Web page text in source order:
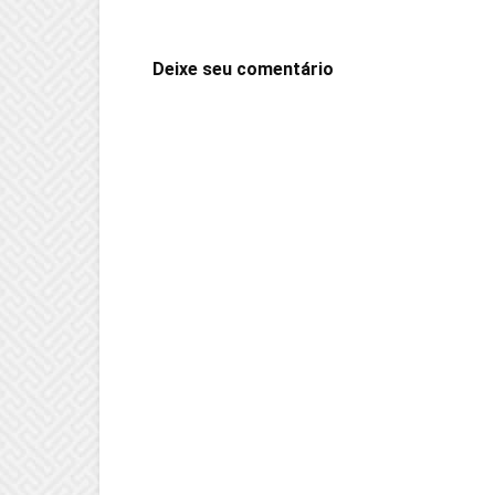
Deixe seu comentário